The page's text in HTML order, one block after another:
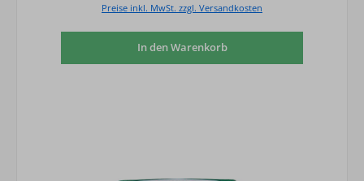
Preise inkl. MwSt. zzgl. Versandkosten
In den Warenkorb